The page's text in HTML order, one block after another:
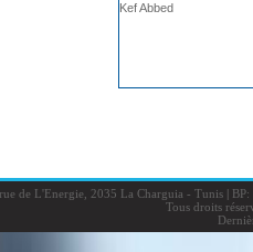
Kef Abbed
de L'Energie, 2035 La Charguia - Tunis |BP:
Tous droits